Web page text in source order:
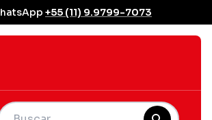
+55 (11) 9.9799-7073